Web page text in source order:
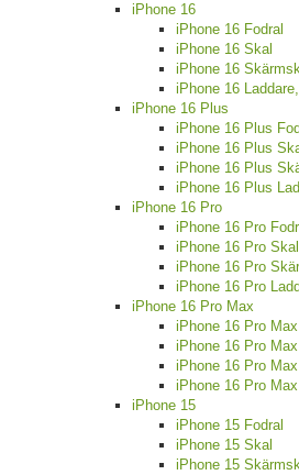
iPhone 16
iPhone 16 Fodral
iPhone 16 Skal
iPhone 16
iPhone 16
iPhone 16 Plus
iPhone 16 Plus
iPhone 16 Plus
iPhone 16 Plus
iPhone 16 Plus
iPhone 16 Pro
iPhone 16 Pro
iPhone 16 Pro Skal
iPhone 16 Pro
iPhone 16 Pro
iPhone 16 Pro Max
iPhone 16 Pro
iPhone 16 Pro
iPhone 16 Pro
iPhone 16 Pro
iPhone 15
iPhone 15 Fodral
iPhone 15 Skal
iPhone 15